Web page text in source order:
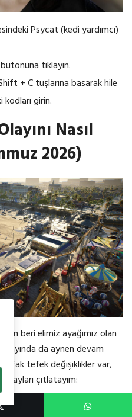
Psycat (kedi yardımcı)
tıklayın.
+ C tuşlarına basarak hile
kodları girin.
Nasıl
2026)
beri elimiz ayağımız olan
ayında da aynen devam
ufak tefek değişiklikler var,
çıtlatayım:
yolu (“Use Money